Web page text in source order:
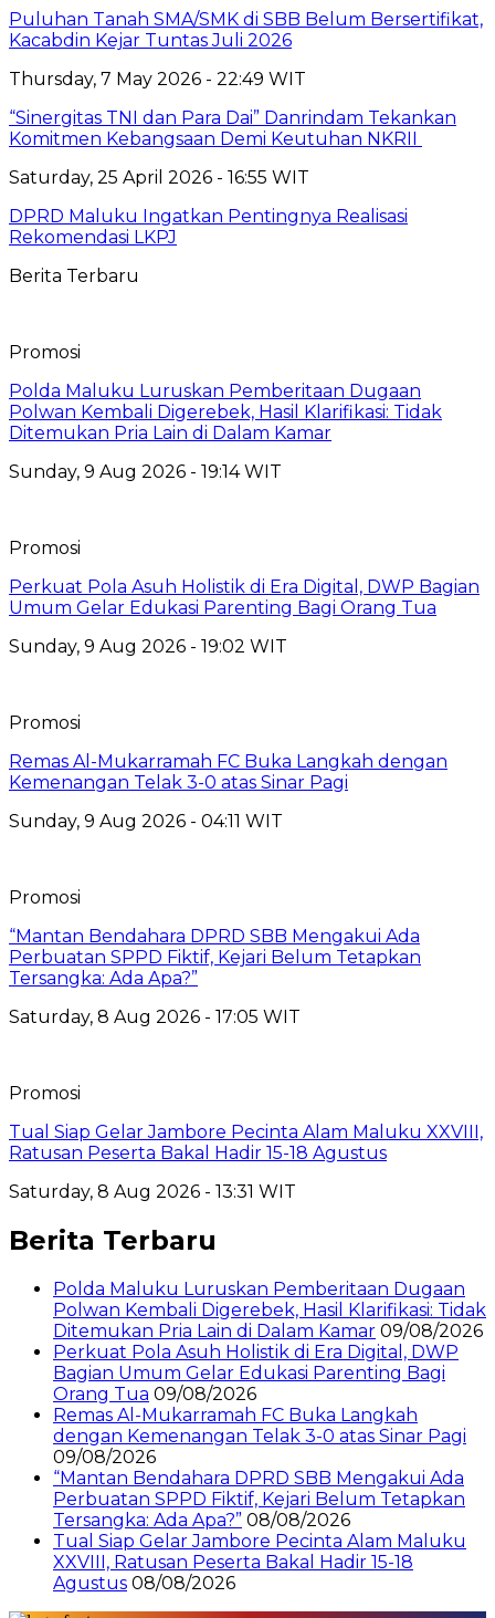
Puluhan Tanah SMA/SMK di SBB Belum Bersertifikat,
Kacabdin Kejar Tuntas Juli 2026
Thursday, 7 May 2026 - 22:49 WIT
“Sinergitas TNI dan Para Dai” Danrindam Tekankan
Komitmen Kebangsaan Demi Keutuhan NKRII ‎
Saturday, 25 April 2026 - 16:55 WIT
DPRD Maluku Ingatkan Pentingnya Realisasi
Rekomendasi LKPJ
Berita Terbaru
Promosi
Polda Maluku Luruskan Pemberitaan Dugaan
Polwan Kembali Digerebek, Hasil Klarifikasi: Tidak
Ditemukan Pria Lain di Dalam Kamar
Sunday, 9 Aug 2026 - 19:14 WIT
Promosi
Perkuat Pola Asuh Holistik di Era Digital, DWP Bagian
Umum Gelar Edukasi Parenting Bagi Orang Tua
Sunday, 9 Aug 2026 - 19:02 WIT
Promosi
Remas Al-Mukarramah FC Buka Langkah dengan
Kemenangan Telak 3-0 atas Sinar Pagi
Sunday, 9 Aug 2026 - 04:11 WIT
Promosi
“Mantan Bendahara DPRD SBB Mengakui Ada
Perbuatan SPPD Fiktif, Kejari Belum Tetapkan
Tersangka: Ada Apa?”
Saturday, 8 Aug 2026 - 17:05 WIT
Promosi
Tual Siap Gelar Jambore Pecinta Alam Maluku XXVIII,
Ratusan Peserta Bakal Hadir 15-18 Agustus
Saturday, 8 Aug 2026 - 13:31 WIT
Berita Terbaru
Polda Maluku Luruskan Pemberitaan Dugaan
Polwan Kembali Digerebek, Hasil Klarifikasi: Tidak
Ditemukan Pria Lain di Dalam Kamar 09/08/2026
Perkuat Pola Asuh Holistik di Era Digital, DWP
Bagian Umum Gelar Edukasi Parenting Bagi
Orang Tua 09/08/2026
Remas Al-Mukarramah FC Buka Langkah
dengan Kemenangan Telak 3-0 atas Sinar Pagi
09/08/2026
“Mantan Bendahara DPRD SBB Mengakui Ada
Perbuatan SPPD Fiktif, Kejari Belum Tetapkan
Tersangka: Ada Apa?” 08/08/2026
Tual Siap Gelar Jambore Pecinta Alam Maluku
XXVIII, Ratusan Peserta Bakal Hadir 15-18
Agustus 08/08/2026